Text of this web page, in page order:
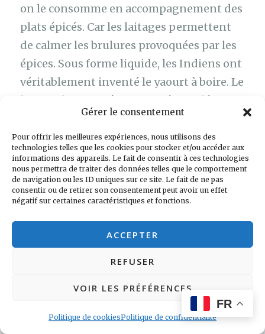
Gérer le consentement
Pour offrir les meilleures expériences, nous utilisons des
technologies telles que les cookies pour stocker et/ou accéder aux
informations des appareils. Le fait de consentir à ces technologies
nous permettra de traiter des données telles que le comportement
de navigation ou les ID uniques sur ce site. Le fait de ne pas
consentir ou de retirer son consentement peut avoir un effet
négatif sur certaines caractéristiques et fonctions.
ACCEPTER
REFUSER
VOIR LES PRÉFÉRENCES
Politique de cookiesPolitique de confidentialité
on le consomme en accompagnement des
plats épicés. Car les laitages permettent
de calmer les brulures provoquées par les
épices. Sous forme liquide, les Indiens ont
véritablement inventé le yaourt à boire. Le
lassi
se boit sucré, aromatisé ou salé,
comme toutes les autres boissons. On
trouve également de nombreuses
boissons lactées telles lebadaam milk
(lait aux amandes) ou lerose milktrès
populaires dans le sud de l’inde.
elle, reste leghee, ce beurre clarifié à très
longue conservation.
FR